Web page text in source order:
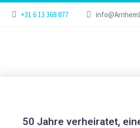
+31 6 13 368 877
50 Jahre verheiratet,